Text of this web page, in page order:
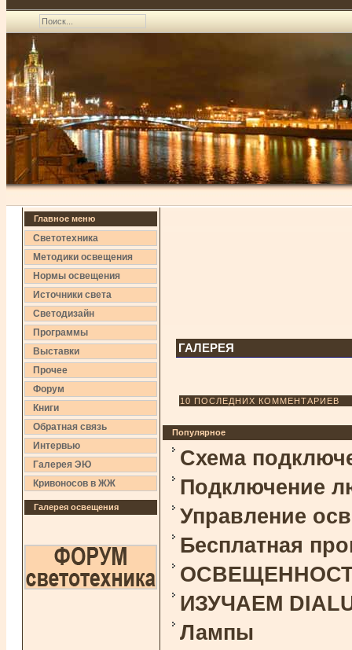
Главное меню
Светотехника
Методики освещения
Нормы освещения
Источники света
Светодизайн
Программы
Выставки
Прочее
Форум
Книги
Обратная связь
Интервью
Галерея ЭЮ
Кривоносов в ЖЖ
Галерея освещения
ГАЛЕРЕЯ
10 ПОСЛЕДНИХ КОММЕНТАРИЕВ
Популярное
Схема
Подключение
Управление
Бесплатная
ОСВЕЩЕННОСТЬ
ИЗУЧАЕМ
Лампы